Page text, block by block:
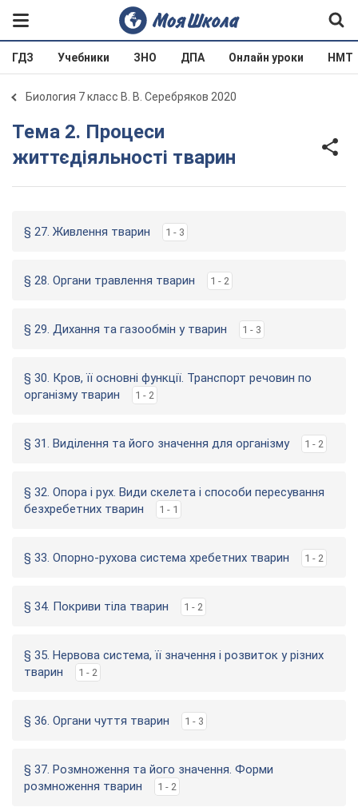
ГДЗ Учебники ЗНО ДПА Онлайн уроки НМТ
Биология 7 класс В. В. Серебряков 2020
Тема 2. Процеси
життєдіяльності тварин
§ 27. Живлення тварин 1 - 3
§ 28. Органи травлення тварин 1 - 2
§ 29. Дихання та газообмін у тварин 1 - 3
§ 30. Кров, її основні функції. Транспорт речовин по
організму тварин
1 - 2
§ 31. Виділення та його значення для організму 1 - 2
§ 32. Опора і рух. Види скелета і способи пересування
безхребетних тварин
1 - 1
§ 33. Опорно-рухова система хребетних тварин 1 - 2
§ 34. Покриви тіла тварин 1 - 2
§ 35. Нервова система, її значення і розвиток у різних
тварин
1 - 2
§ 36. Органи чуття тварин 1 - 3
§ 37. Розмноження та його значення. Форми
розмноження тварин
1 - 2